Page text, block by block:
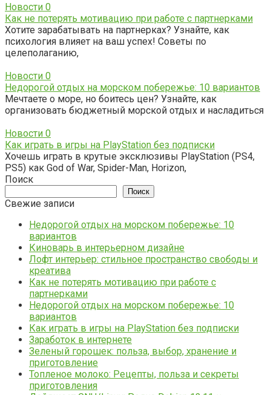
Новости 0
Как не потерять мотивацию при работе с партнерками
Хотите зарабатывать на партнерках? Узнайте, как
психология влияет на ваш успех! Советы по
целеполаганию,
Новости 0
Недорогой отдых на морском побережье: 10 вариантов
Мечтаете о море, но боитесь цен? Узнайте, как
организовать бюджетный морской отдых и насладиться
Новости 0
Как играть в игры на PlayStation без подписки
Хочешь играть в крутые эксклюзивы PlayStation (PS4,
PS5) как God of War, Spider-Man, Horizon,
Поиск
Поиск
Свежие записи
Недорогой отдых на морском побережье: 10
вариантов
Киноварь в интерьерном дизайне
Лофт интерьер: стильное пространство свободы и
креатива
Как не потерять мотивацию при работе с
партнерками
Недорогой отдых на морском побережье: 10
вариантов
Как играть в игры на PlayStation без подписки
Заработок в интернете
Зеленый горошек: польза, выбор, хранение и
приготовление
Топленое молоко: Рецепты, польза и секреты
приготовления